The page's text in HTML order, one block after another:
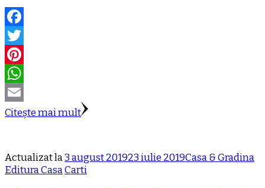
Facebook
Twitter
Pinterest
WhatsApp
Email
Citește mai mult
Actualizat la3 august 201923 iulie 2019Casa & Gradina
Editura CasaCarti